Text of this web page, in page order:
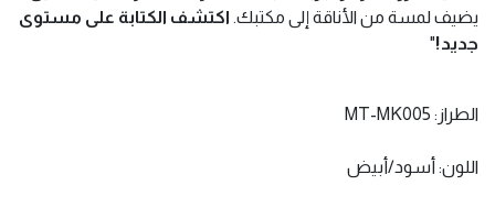
في التشغيل في ثوانٍ.
"اكتب بإتقان وسرعة!
يضيف لمسة من الأناقة إلى مكتبك.